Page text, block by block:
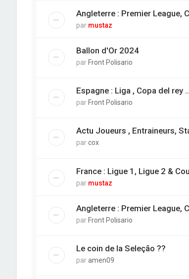
Angleterre : Premier League,
par mustaz
Ballon d'Or 2024
par Front Polisario
Espagne : Liga , Copa del rey
par Front Polisario
Actu Joueurs , Entraineurs,
parcox
France : Ligue 1, Ligue 2 &
par mustaz
Angleterre : Premier League,
parFront Polisario
Le coin de la Seleção ??
paramen09